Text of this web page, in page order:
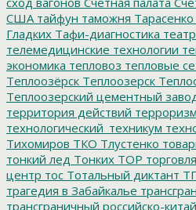
США тайфун таможня Тарасенко
Гладких Тафи-диагностика театр
телемедицинские технологии
экономика тепловоз тепловые
Теплоозёрск Теплоозерск
Теплоозерский цементный
территория действий терроризм
технологический_техникум
Тихомиров ТКО Тлустенко
тонкий лед Тонких ТОР торговля
центр тос Тотальный диктант
трагедия в Забайкалье
трансграничный российско-